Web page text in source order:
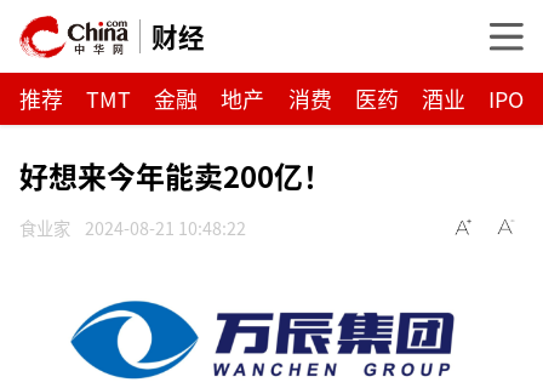
财经
推荐 TMT 金融 地产 消费 医药 酒业 IPO
好想来今年能卖200亿！
食业家 2024-08-21 10:48:22